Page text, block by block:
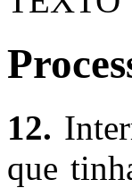
12.
que